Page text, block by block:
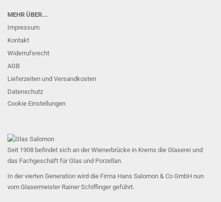
MEHR ÜBER...
Impressum
Kontakt
Widerrufsrecht
AGB
Lieferzeiten und Versandkosten
Datenschutz
Cookie Einstellungen
Seit 1908 befindet sich an der Wienerbrücke in Krems die Glaserei und
das Fachgeschäft für Glas und Porzellan.
In der vierten Generation wird die Firma Hans Salomon & Co GmbH nun
vom Glasermeister Rainer Schiffinger geführt.